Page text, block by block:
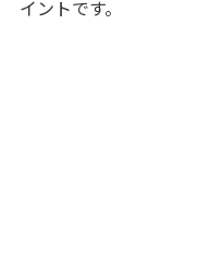
イントです。